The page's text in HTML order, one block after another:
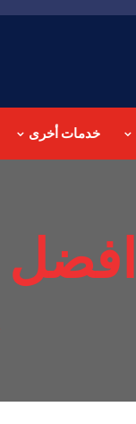
خدمات أخرى
افضل